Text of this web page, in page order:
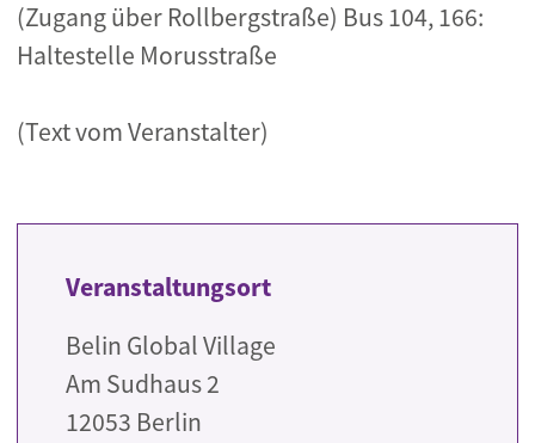
(Zugang über Rollbergstraße) Bus 104, 166:
Haltestelle Morusstraße
(Text vom Veranstalter)
Veranstaltungsort
Belin Global Village
Am Sudhaus 2
12053 Berlin